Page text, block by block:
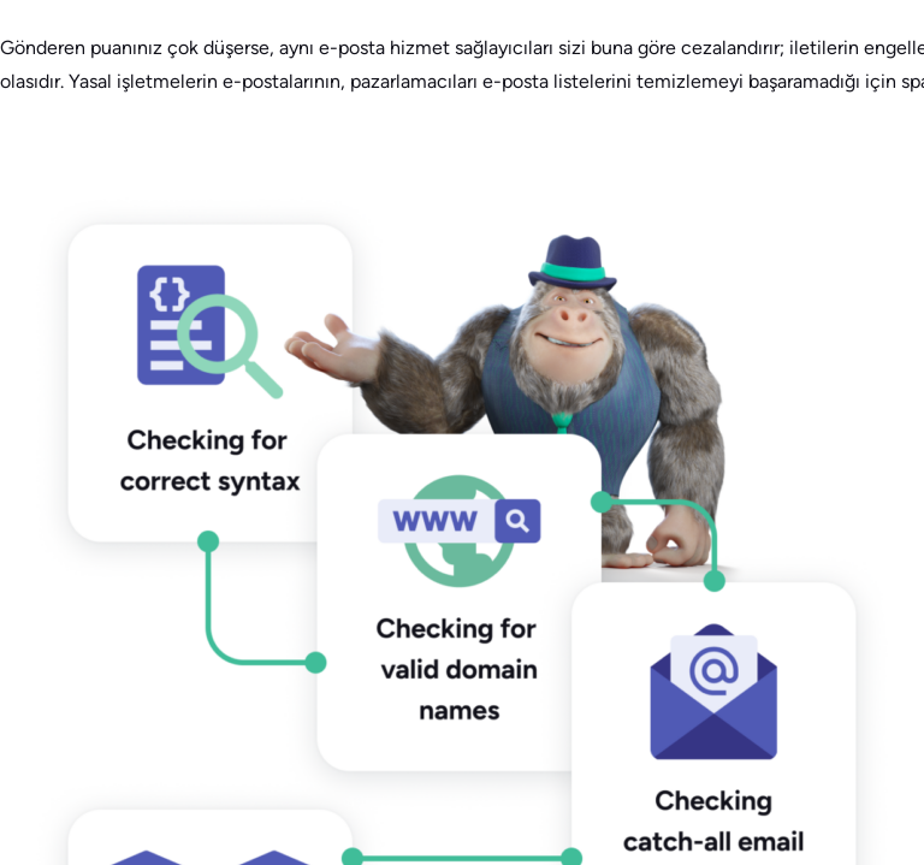
Gönderen puanınız çok düşerse, aynı e-posta hizmet sağlayıcıları sizi buna göre cezalandırır; iletilerin
olasıdır. Yasal işletmelerin e-postalarının, pazarlamacıları e-posta listelerini temizlemeyi başaramadığı